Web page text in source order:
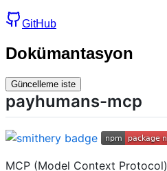
GitHub
Dokümantasyon
Güncelleme iste
payhumans-mcp
MCP (Model Context